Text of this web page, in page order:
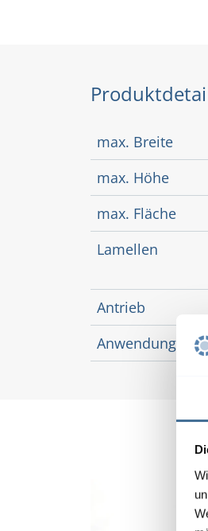
max. Breite
max. Höhe
max. Fläche
Lamellen
Antrieb